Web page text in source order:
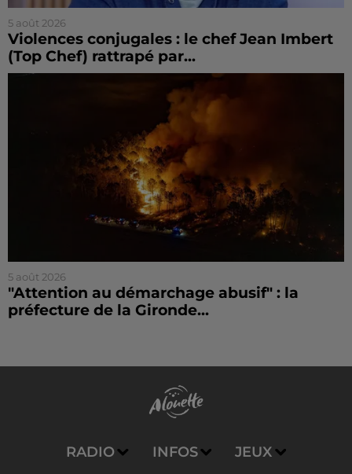
5 août 2026
Violences conjugales : le chef Jean Imbert
(Top Chef) rattrapé par...
5 août 2026
"Attention au démarchage abusif" : la
préfecture de la Gironde...
RADIO INFOS JEUX